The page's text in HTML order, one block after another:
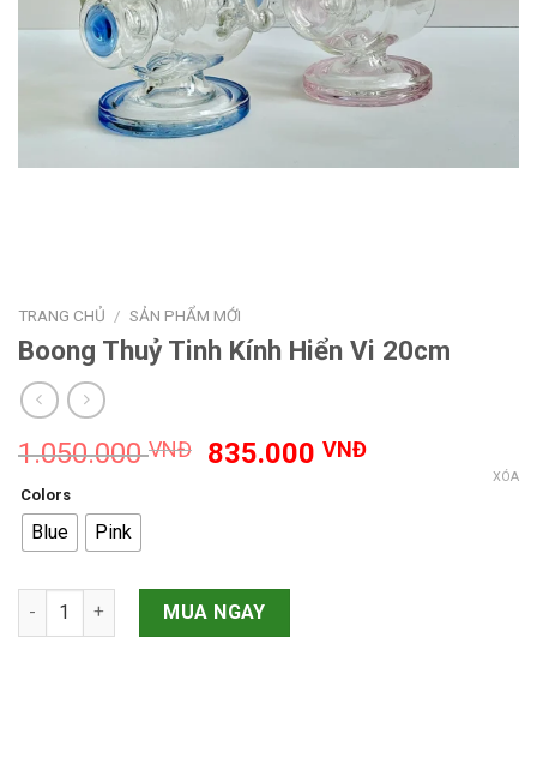
TRANG CHỦ / SẢN PHẨM MỚI
Boong Thuỷ Tinh Kính Hiển Vi 20cm
1.050.000VNĐ
Giá
835.000VNĐGiá
Colors
Blue Pink
XÓA
Boong Thuỷ Tinh Kính Hiển Vi 20cm số lượng
MUA NGAY